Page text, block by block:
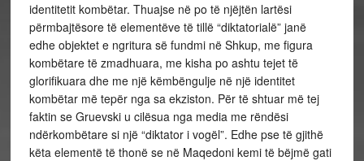
identitetit kombëtar. Thuajse në po të njëjtën lartësi
përmbajtësore të elementëve të tillë “diktatorialë” janë
edhe objektet e ngritura së fundmi në Shkup, me figura
kombëtare të zmadhuara, me kisha po ashtu tejet të
glorifikuara dhe me një këmbëngulje në një identitet
kombëtar më tepër nga sa ekziston. Për të shtuar më tej
faktin se Gruevski u cilësua nga media me rëndësi
ndërkombëtare si një “diktator i vogël”. Edhe pse të gjithë
këta elementë të thonë se në Maqedoni kemi të bëjmë gati